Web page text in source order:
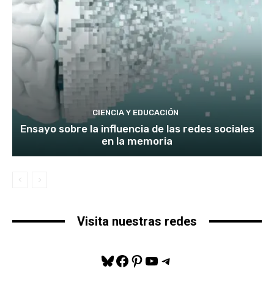
CIENCIA Y EDUCACIÓN
Ensayo sobre la influencia de las redes sociales
en la memoria
Visita nuestras redes
Bluesky
Facebook
Pinterest
YouTube
Telegram